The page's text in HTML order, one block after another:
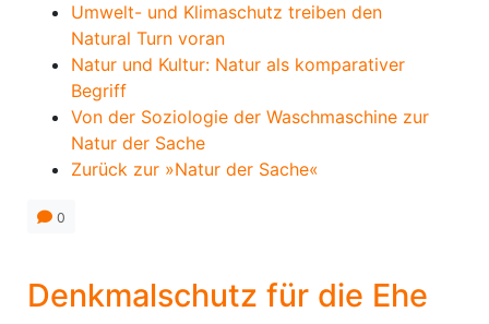
Umwelt- und Klimaschutz treiben den
Natural Turn voran
Natur und Kultur: Natur als komparativer
Begriff
Von der Soziologie der Waschmaschine zur
Natur der Sache
Zurück zur »Natur der Sache«
0
Denkmalschutz für die Ehe